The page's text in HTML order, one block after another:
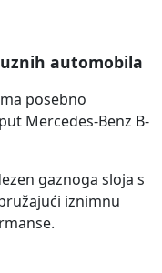
automobila
posebno
Mercedes-Benz B-
gaznoga sloja s
iznimnu